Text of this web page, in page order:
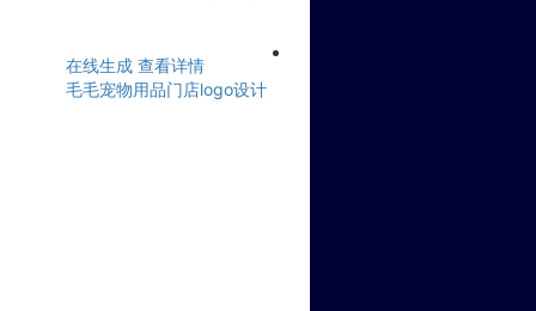
在线生成 查看详情
毛毛宠物用品门店logo设计